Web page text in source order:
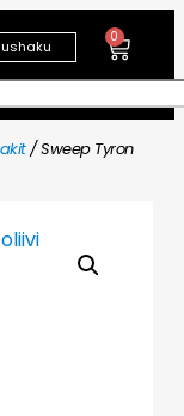
0
/ Sweep Tyron